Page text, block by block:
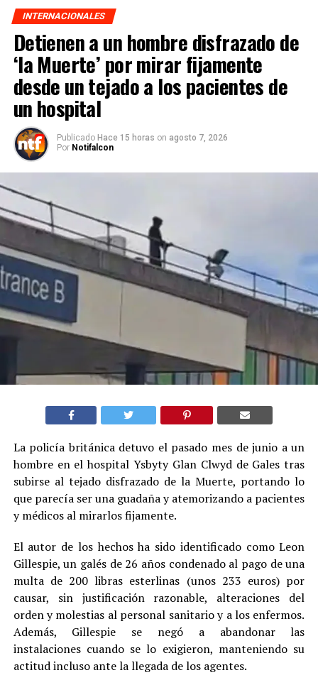
INTERNACIONALES
Detienen a un hombre disfrazado de
‘la Muerte’ por mirar fijamente
desde un tejado a los pacientes de
un hospital
Publicado Hace 15 horas on agosto 7, 2026
Por Notifalcon
La policía británica detuvo el pasado mes de junio a un
hombre en el hospital Ysbyty Glan Clwyd de Gales tras
subirse al tejado disfrazado de la Muerte, portando lo
que parecía ser una guadaña y atemorizando a pacientes
y médicos al mirarlos fijamente.
El autor de los hechos ha sido identificado como Leon
Gillespie, un galés de 26 años condenado al pago de una
multa de 200 libras esterlinas (unos 233 euros) por
causar, sin justificación razonable, alteraciones del
orden y molestias al personal sanitario y a los enfermos.
Además, Gillespie se negó a abandonar las
instalaciones cuando se lo exigieron, manteniendo su
actitud incluso ante la llegada de los agentes.